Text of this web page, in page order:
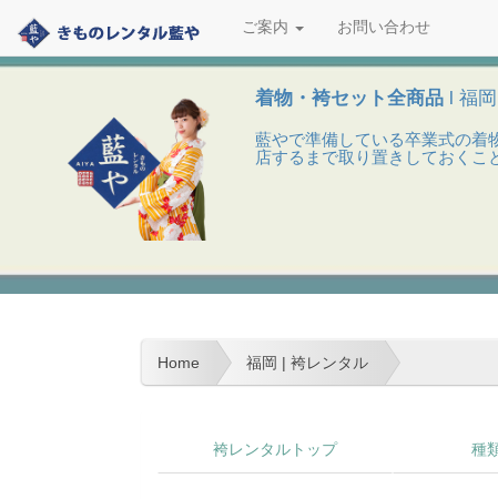
ご案内 お問い合わせ
着物・袴セット全商品 l 福
藍やで準備している卒業式の着
店するまで取り置きしておくこ
Home 福岡 | 袴レンタル
袴レンタルトップ 種